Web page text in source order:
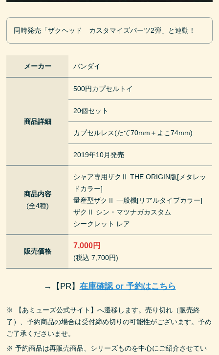
同時発売「ザクヘッド カスタマイズパーツ2弾」と連動！
メーカー バンダイ
商品詳細
500円カプセルトイ
20個セット
カプセルレス(たて70mm＋よこ74mm)
2019年10月発売
商品内容
(全4種)
シャア専用ザクⅡ THE ORIGIN版[メタレッ
ドカラー]
量産型ザクⅡ 一般機[リアルタイプカラー]
ザクⅡ シン・マツナガカスタム
シークレット レア
販売価格
7,000円
(税込 7,700円)
→ 【PR】 在庫確認 or 予約はこちら
※ 【あミューズ公式サイト】へ遷移します。売り切れ（販売終
了）、予約商品の場合は受付締め切りの可能性がございます。予め
ご了承くださいませ。
※ 予約商品は再販売商品、シリーズものを中心にご紹介させてい